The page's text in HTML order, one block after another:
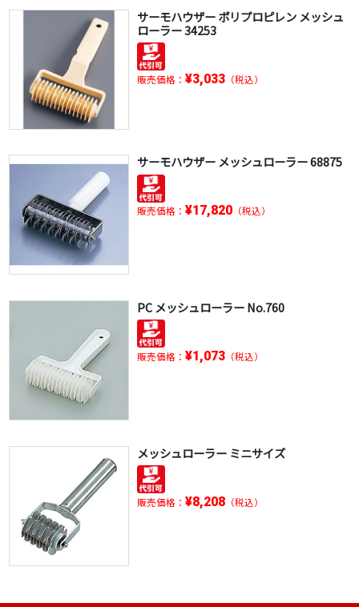
サーモハウザー ポリプロピレン メッシュ
ローラー 34253
販売価格： ¥3,033（税込）
サーモハウザー メッシュローラー 68875
販売価格： ¥17,820（税込）
PC メッシュローラー No.760
販売価格： ¥1,073（税込）
メッシュローラー ミニサイズ
販売価格： ¥8,208（税込）